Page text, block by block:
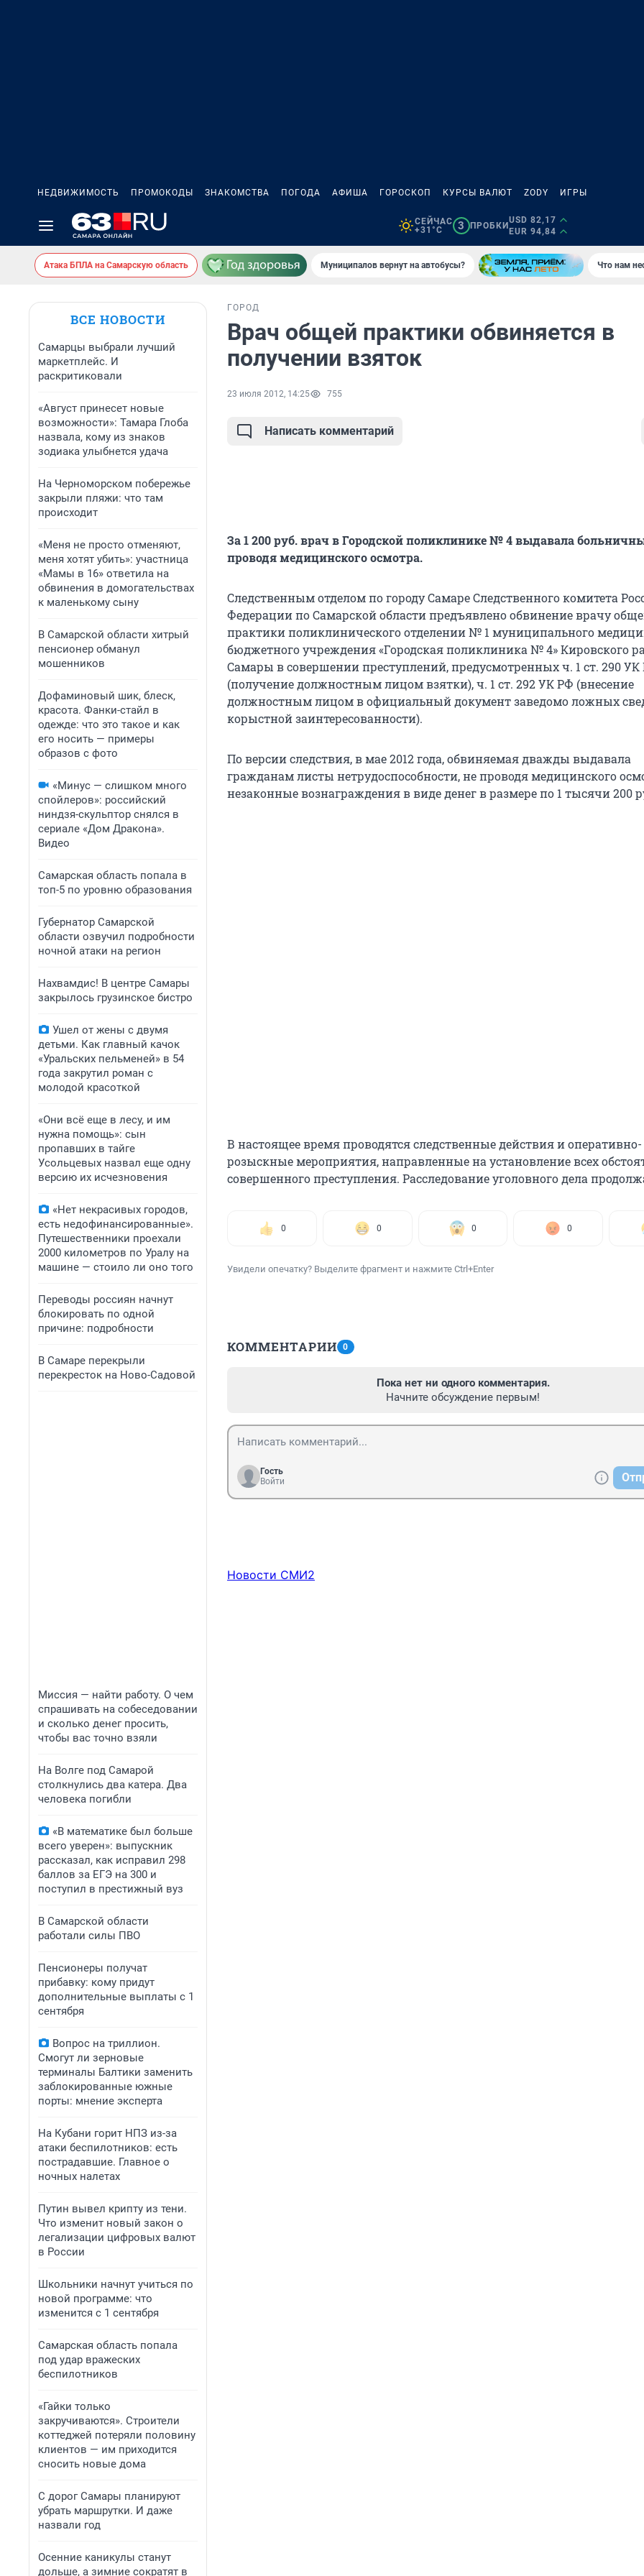
НЕДВИЖИМОСТЬ ПРОМОКОДЫ ЗНАКОМСТВА ПОГОДА АФИША ГОРОСКОП КУРСЫ ВАЛЮТ ZODY ИГРЫ
СЕЙЧАС
+31°C
3 ПРОБКИ
USD 82,17
EUR 94,84
Атака БПЛА на Самарскую область Муниципалов вернут на автобусы? Что нам
ВСЕ НОВОСТИ
Самарцы выбрали лучший
маркетплейс. И
раскритиковали
«Август принесет новые
возможности»: Тамара Глоба
назвала, кому из знаков
зодиака улыбнется удача
На Черноморском побережье
закрыли пляжи: что там
происходит
«Меня не просто отменяют,
меня хотят убить»: участница
«Мамы в 16» ответила на
обвинения в домогательствах
к маленькому сыну
В Самарской области хитрый
пенсионер обманул
мошенников
Дофаминовый шик, блеск,
красота. Фанки-стайл в
одежде: что это такое и как
его носить — примеры
образов с фото
«Минус — слишком много
спойлеров»: российский
ниндзя-скульптор снялся в
сериале «Дом Дракона».
Видео
Самарская область попала в
топ-5 по уровню образования
Губернатор Самарской
области озвучил подробности
ночной атаки на регион
Нахвамдис! В центре Самары
закрылось грузинское бистро
Ушел от жены с двумя
детьми. Как главный качок
«Уральских пельменей» в 54
года закрутил роман с
молодой красоткой
«Они всё еще в лесу, и им
нужна помощь»: сын
пропавших в тайге
Усольцевых назвал еще одну
версию их исчезновения
«Нет некрасивых городов,
есть недофинансированные».
Путешественники проехали
2000 километров по Уралу на
машине — стоило ли оно того
Переводы россиян начнут
блокировать по одной
причине: подробности
В Самаре перекрыли
перекресток на Ново-Садовой
Миссия — найти работу. О чем
спрашивать на собеседовании
и сколько денег просить,
чтобы вас точно взяли
На Волге под Самарой
столкнулись два катера. Два
человека погибли
«В математике был больше
всего уверен»: выпускник
рассказал, как исправил 298
баллов за ЕГЭ на 300 и
поступил в престижный вуз
В Самарской области
работали силы ПВО
Пенсионеры получат
прибавку: кому придут
дополнительные выплаты с 1
сентября
Вопрос на триллион.
Смогут ли зерновые
терминалы Балтики заменить
заблокированные южные
порты: мнение эксперта
На Кубани горит НПЗ из-за
атаки беспилотников: есть
пострадавшие. Главное о
ночных налетах
Путин вывел крипту из тени.
Что изменит новый закон о
легализации цифровых валют
в России
Школьники начнут учиться по
новой программе: что
изменится с 1 сентября
Самарская область попала
под удар вражеских
беспилотников
«Гайки только
закручиваются». Строители
коттеджей потеряли половину
клиентов — им приходится
сносить новые дома
С дорог Самары планируют
убрать маршрутки. И даже
назвали год
Осенние каникулы станут
дольше, а зимние сократят в
ГОРОД
Врач общей практики обвиняется в
получении взяток
23 июля 2012, 14:25 755
Написать комментарий
За 1 200 руб. врач в Городской поликлинике № 4 выдавала
проводя медицинского осмотра.
Следственным отделом по городу Самаре Следственного комитета
Федерации по Самарской области предъявлено обвинение врачу
практики поликлинического отделении № 1 муниципального
бюджетного учреждения «Городская поликлиника № 4» Кировского
Самары в совершении преступлений, предусмотренных ч. 1 ст. 290 УК
(получение должностным лицом взятки), ч. 1 ст. 292 УК РФ (внесение
должностным лицом в официальный документ заведомо ложных
корыстной заинтересованности).
По версии следствия, в мае 2012 года, обвиняемая дважды выдавала
гражданам листы нетрудоспособности, не проводя медицинского
незаконные вознаграждения в виде денег в размере по 1 тысячи 200
В настоящее время проводятся следственные действия и оперативно-
розыскные мероприятия, направленные на установление всех
совершенного преступления. Расследование уголовного дела
0 0 0 0
Увидели опечатку? Выделите фрагмент и нажмите Ctrl+Enter
КОММЕНТАРИИ 0
Пока нет ни одного комментария.
Начните обсуждение первым!
Гость
Войти
Новости СМИ2